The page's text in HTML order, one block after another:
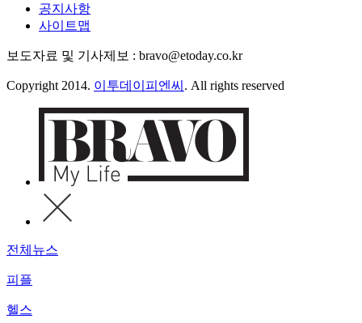
공지사항
사이트맵
보도자료 및 기사제보 : bravo@etoday.co.kr
Copyright 2014. 이투데이피엔씨 . All rights reserved
전체뉴스
피플
헬스